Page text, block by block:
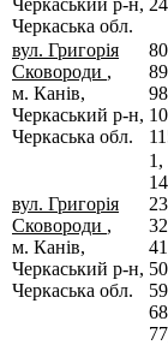
Черкаська обл.
вул. Григорія
Сковороди ,
м. Канів,
Черкаський р-н,
Черкаська обл.
вул. Григорія
Сковороди ,
м. Канів,
Черкаський р-н,
Черкаська обл.
1,